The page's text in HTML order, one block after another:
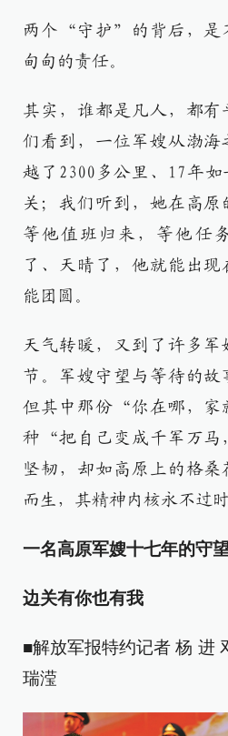
两个“守护”的背后，是
甸甸的责任。
其实，谁都是凡人，都
们看到，一位军嫂从渤
越了2300多公里、17年
关；我们听到，她在高原
等他值班归来，等他任
了、天晴了，他就能出
能团圆。
天气转暖，又到了许多
节。军嫂守望与等待的故
但其中那份“你在哪，家
种“把自己变成千军万马
坚韧，却如高原上的格桑
而生，其精神内核永不过时
一名高原军嫂十七年的
边关有你也有我
■解放军报特约记者 杨 进
瑞滢